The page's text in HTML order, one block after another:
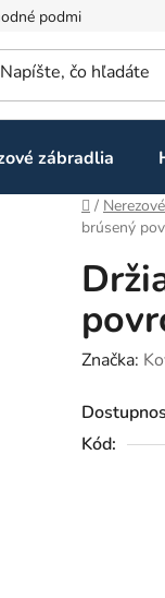
podmienky
zábradlia
Domov
/
brúsený
Značka:
Kód: